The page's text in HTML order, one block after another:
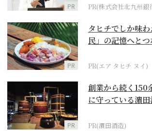
PR PR(株式会社北九州銀
PR
タヒチでしか味
民」の記憶へと
PR(エア タヒチ ヌイ)
PR
創業から続く150
に守っている濵
PR(濵田酒造)